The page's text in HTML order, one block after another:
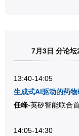
7月3日 分论坛
13:40-14:05
生成式AI驱动的药
任峰-英矽智能联合
14:05-14:30